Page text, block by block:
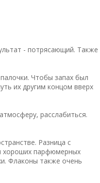
- потрясающий. Также
Чтобы запах был
их другим концом вверх
расслабиться.
Разница с
хороших парфюмерных
Флаконы также очень